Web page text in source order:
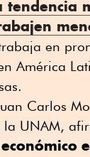
tendencia
en
América
Carlos
la UNAM,